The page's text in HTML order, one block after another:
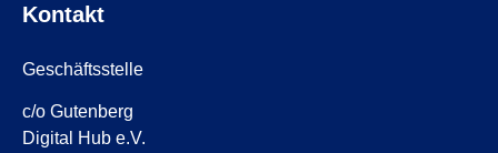
Kontakt
Geschäftsstelle
c/o Gutenberg
Digital Hub e.V.